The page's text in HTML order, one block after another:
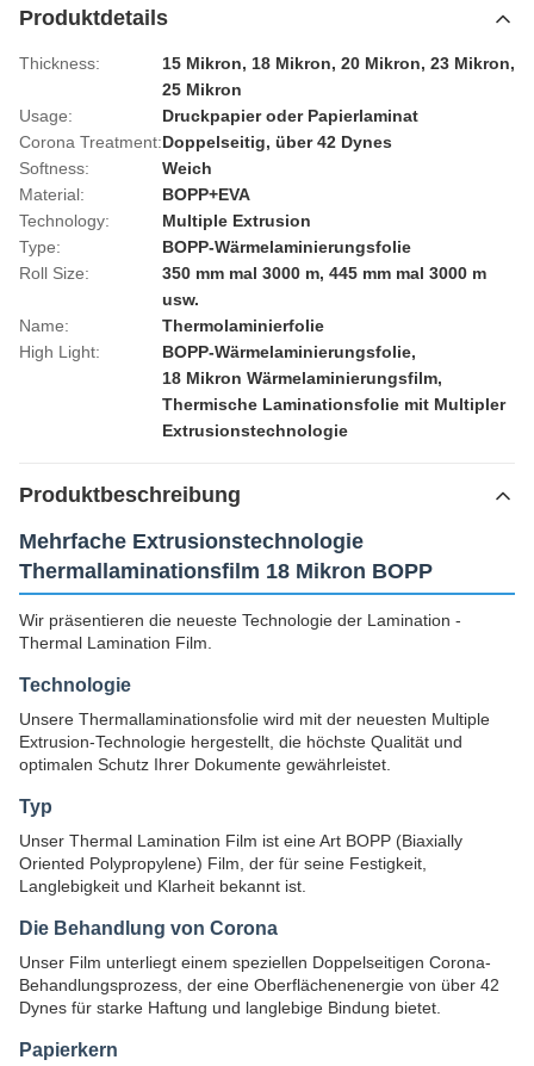
Produktdetails
Thickness:
15 Mikron, 18 Mikron, 20 Mikron, 23 Mikron,
25 Mikron
Usage:
Druckpapier oder Papierlaminat
Corona Treatment:Doppelseitig, über 42 Dynes
Softness:
Weich
Material:
BOPP+EVA
Technology:
Multiple Extrusion
Type:
BOPP-Wärmelaminierungsfolie
Roll Size:
350 mm mal 3000 m, 445 mm mal 3000 m
usw.
Name:
Thermolaminierfolie
High Light:
BOPP-Wärmelaminierungsfolie,
18 Mikron Wärmelaminierungsfilm,
Thermische Laminationsfolie mit Multipler
Extrusionstechnologie
Produktbeschreibung
Mehrfache Extrusionstechnologie
Thermallaminationsfilm 18 Mikron BOPP
Wir präsentieren die neueste Technologie der Lamination -
Thermal Lamination Film.
Technologie
Unsere Thermallaminationsfolie wird mit der neuesten Multiple
Extrusion-Technologie hergestellt, die höchste Qualität und
optimalen Schutz Ihrer Dokumente gewährleistet.
Typ
Unser Thermal Lamination Film ist eine Art BOPP (Biaxially
Oriented Polypropylene) Film, der für seine Festigkeit,
Langlebigkeit und Klarheit bekannt ist.
Die Behandlung von Corona
Unser Film unterliegt einem speziellen Doppelseitigen Corona-
Behandlungsprozess, der eine Oberflächenenergie von über 42
Dynes für starke Haftung und langlebige Bindung bietet.
Papierkern